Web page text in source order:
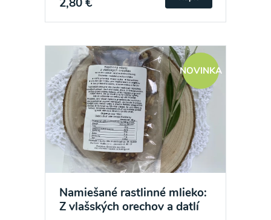
NOVINKA
Namiešané rastlinné mlieko:
Z vlašských orechov a datlí